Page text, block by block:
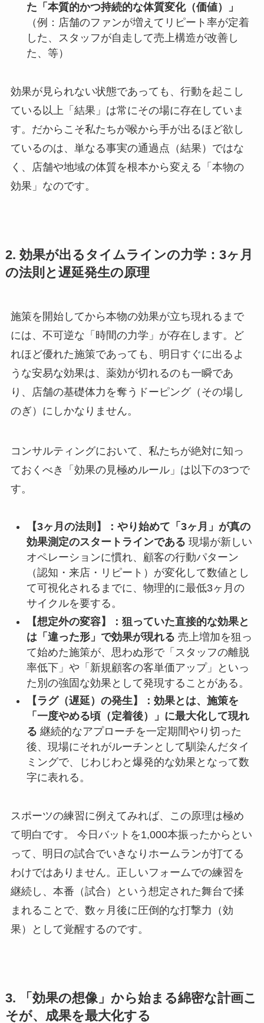
た「本質的かつ持続的な体質変化（価値）」
（例：店舗のファンが増えてリピート率が定着
した、スタッフが自走して売上構造が改善し
た、等）
効果が見られない状態であっても、行動を起こし
ている以上「結果」は常にその場に存在していま
す。だからこそ私たちが喉から手が出るほど欲し
ているのは、単なる事実の通過点（結果）ではな
く、店舗や地域の体質を根本から変える「本物の
効果」なのです。
2. 効果が出るタイムラインの力学：3ヶ月
の法則と遅延発生の原理
施策を開始してから本物の効果が立ち現れるまで
には、不可逆な「時間の力学」が存在します。ど
れほど優れた施策であっても、明日すぐに出るよ
うな安易な効果は、薬効が切れるのも一瞬であ
り、店舗の基礎体力を奪うドーピング（その場し
のぎ）にしかなりません。
コンサルティングにおいて、私たちが絶対に知っ
ておくべき「効果の見極めルール」は以下の3つで
す。
【3ヶ月の法則】：やり始めて「3ヶ月」が真の
効果測定のスタートラインである 現場が新しい
オペレーションに慣れ、顧客の行動パターン
（認知・来店・リピート）が変化して数値とし
て可視化されるまでに、物理的に最低3ヶ月の
サイクルを要する。
【想定外の変容】：狙っていた直接的な効果と
は「違った形」で効果が現れる 売上増加を狙っ
て始めた施策が、思わぬ形で「スタッフの離脱
率低下」や「新規顧客の客単価アップ」といっ
た別の強固な効果として発現することがある。
【ラグ（遅延）の発生】：効果とは、施策を
「一度やめる頃（定着後）」に最大化して現れ
る 継続的なアプローチを一定期間やり切った
後、現場にそれがルーチンとして馴染んだタイ
ミングで、じわじわと爆発的な効果となって数
字に表れる。
スポーツの練習に例えてみれば、この原理は極め
て明白です。 今日バットを1,000本振ったからとい
って、明日の試合でいきなりホームランが打てる
わけではありません。正しいフォームでの練習を
継続し、本番（試合）という想定された舞台で揉
まれることで、数ヶ月後に圧倒的な打撃力（効
果）として覚醒するのです。
3. 「効果の想像」から始まる綿密な計画こ
そが、成果を最大化する